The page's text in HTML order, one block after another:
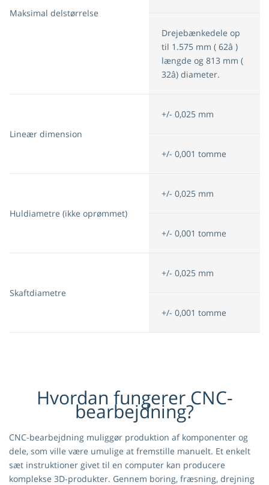
Maksimal delstørrelse
Drejebænkedele op
til 1.575 mm ( 62â )
længde og 813 mm (
32â) diameter.
Lineær dimension
+/- 0,025 mm
+/- 0,001 tomme
Huldiametre (ikke oprømmet)
+/- 0,025 mm
+/- 0,001 tomme
Skaftdiametre
+/- 0,025 mm
+/- 0,001 tomme
Hvordan fungerer CNC-
bearbejdning?
CNC-bearbejdning muliggør produktion af komponenter og
dele, som ville være umulige at fremstille manuelt. Et enkelt
sæt instruktioner givet til en computer kan producere
komplekse 3D-produkter. Gennem boring, fræsning, drejning